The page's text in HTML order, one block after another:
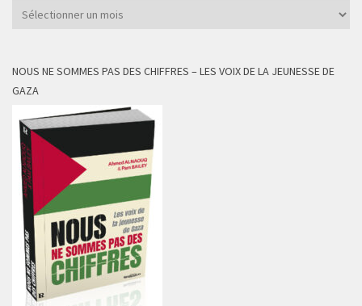
Archives
NOUS NE SOMMES PAS DES CHIFFRES – LES VOIX DE LA JEUNESSE DE
GAZA